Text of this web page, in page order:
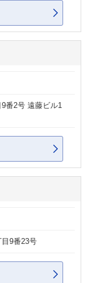
番2号 遠藤ビル1
9番23号